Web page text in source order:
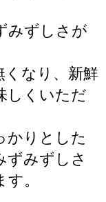
みずしさが
くなり、新鮮
しくいただ
かりとした
ずみずしさ
。